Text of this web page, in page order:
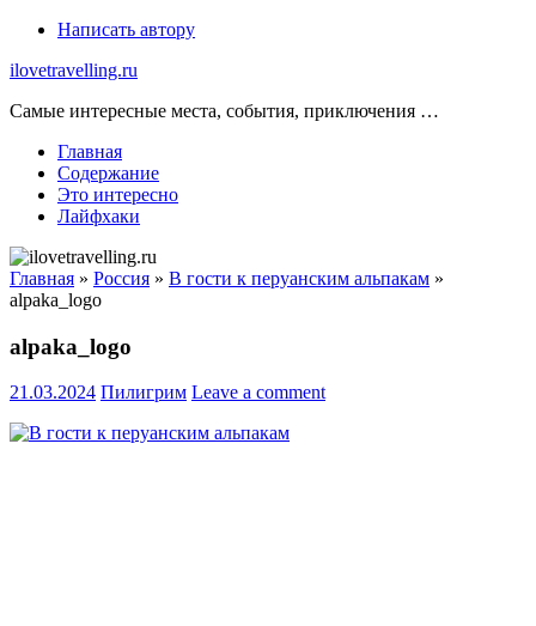
Skip
content
Написать автору
ilovetravelling.ru
Самые интересные места, события, приключения …
Главная
Содержание
Это интересно
Лайфхаки
Главная » Россия » В гости к перуанским альпакам »
alpaka_logo
alpaka_logo
21.03.2024 Пилигрим Leave a comment